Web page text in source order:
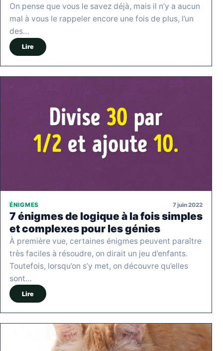
On pense que vous le savez déjà, mais il n’y a aucun
mal à vous le rappeler encore une fois de plus, l’un
des…
Lire
ÉNIGMES 7 juin 2022
7 énigmes de logique à la fois simples
et complexes pour les génies
À première vue, certaines énigmes peuvent paraître
très faciles à résoudre, on dirait un jeu d’enfants.
Toutefois, lorsqu’on s’y met, on découvre qu’elles
sont…
Lire